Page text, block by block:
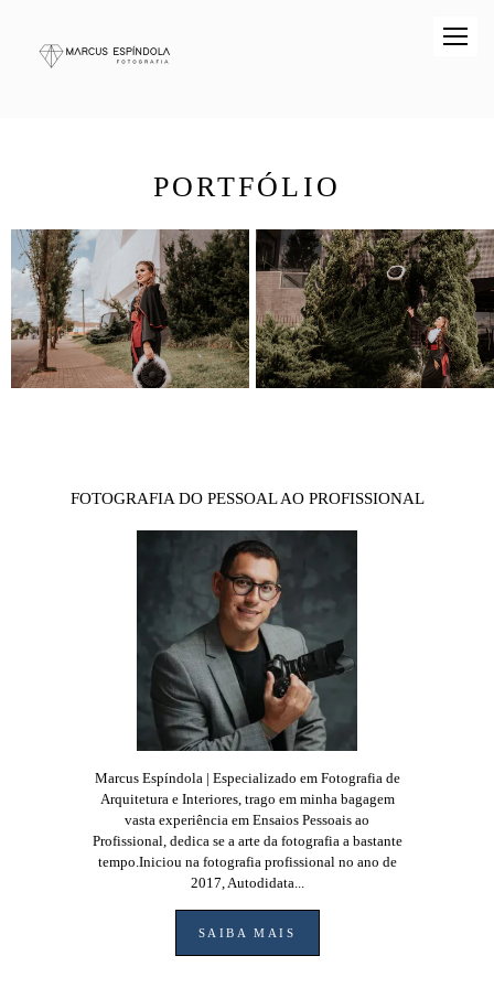
PORTFÓLIO
FOTOGRAFIA DO PESSOAL AO PROFISSIONAL
Marcus Espíndola | Especializado em Fotografia de
Arquitetura e Interiores, trago em minha bagagem
vasta experiência em Ensaios Pessoais ao
Profissional, dedica se a arte da fotografia a bastante
tempo.Iniciou na fotografia profissional no ano de
2017, Autodidata...
SAIBA MAIS